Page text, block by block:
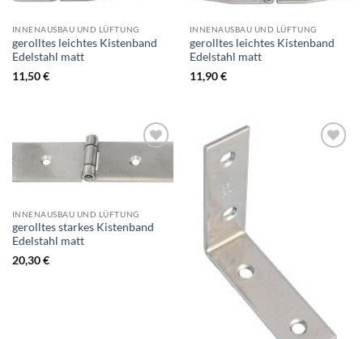
INNENAUSBAU UND LÜFTUNG
gerolltes leichtes Kistenband
Edelstahl matt
11,50€
INNENAUSBAU UND LÜFTUNG
gerolltes leichtes Kistenband
Edelstahl matt
11,90€
INNENAUSBAU UND LÜFTUNG
gerolltes starkes Kistenband
Edelstahl matt
20,30€